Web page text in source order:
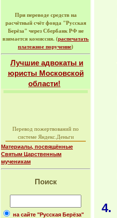
При переводе средств на
расчётный счёт фонда "Русская
Берёза" через Сбербанк РФ не
взимается комиссия. (распечатать
платежное поручение)
Лучшие адвокаты и
юристы Московской
области!
Перевод пожертвований по
системе Яндекс.Деньги
Материалы, посвящённые
Святым Царственным
мученикам
Поиск
на сайте "Русская Берёза"